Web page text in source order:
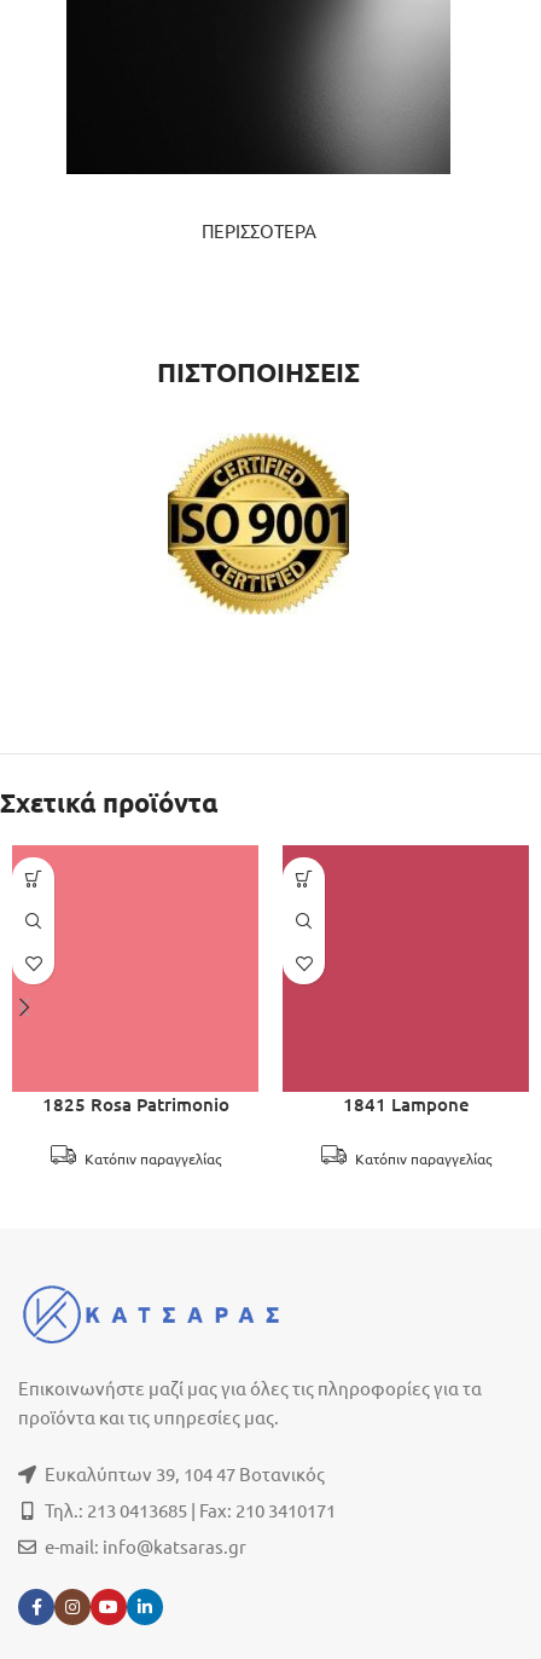
ΠΕΡΙΣΣΟΤΕΡΑ
ΠΙΣΤΟΠΟΙΗΣΕΙΣ
Σχετικά προϊόντα
1825 Rosa Patrimonio
Κατόπιν παραγγελίας
1841 Lampone
Κατόπιν παραγγελίας
Επικοινωνήστε μαζί μας για όλες τις πληροφορίες για τα
προϊόντα και τις υπηρεσίες μας.
Ευκαλύπτων 39, 104 47 Βοτανικός
Τηλ.: 213 0413685 | Fax: 210 3410171
e-mail: info@katsaras.gr